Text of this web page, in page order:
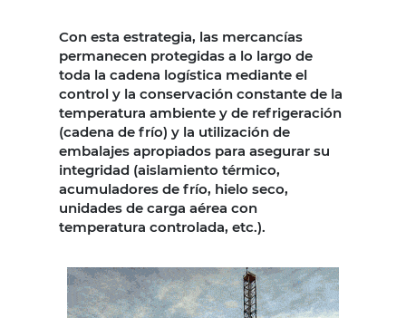
Con esta estrategia, las mercancías
permanecen protegidas a lo largo de
toda la cadena logística mediante el
control y la conservación constante de la
temperatura ambiente y de refrigeración
(cadena de frío) y la utilización de
embalajes apropiados para asegurar su
integridad (aislamiento térmico,
acumuladores de frío, hielo seco,
unidades de carga aérea con
temperatura controlada, etc.).